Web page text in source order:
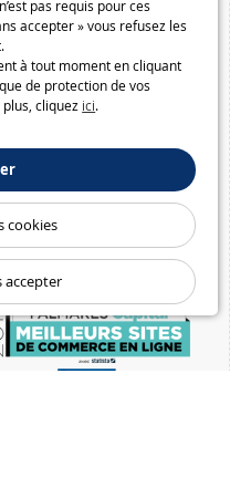
pas requis pour ces
accepter » vous refusez les
à tout moment en cliquant
de protection de vos
cliquez ici.
cookies
accepter